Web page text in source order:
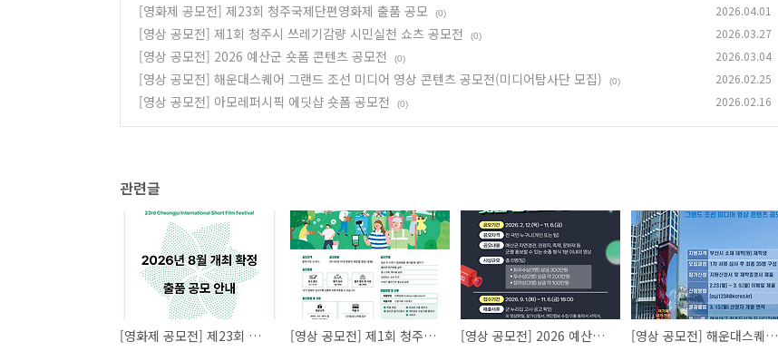
[영화제 공모전] 제23회 청주국제단편영화제 출품 공모
(0) 2026.04.01
[영상 공모전] 제1회 청주시 쓰레기감량 시민실천 쇼츠 공모전 (0) 2026.03.27
[영상 공모전] 2026 예산군 숏폼 콘텐츠 공모전 (0) 2026.03.04
[영상 공모전] 해운대스퀘어 그랜드 조선 미디어 영상 콘텐츠 공모전(미디어탐사단 모집) (0) 2026.02.25
[영상 공모전] 아모레퍼시픽 에딧샵 숏폼 공모전 (0) 2026.02.16
관련글
[영화제 공모전] 제23회 청주국제단편영화제 출품 공모 [영상 공모전] 제1회 청주시 쓰레기감량 시민실천 쇼츠 공모전 [영상 공모전] 2026 예산군 숏폼 콘텐츠 공모전 [영상 공모전] 해운대스퀘어 그랜드 조선 미디어 영상 콘텐츠 공모전(미디어탐사단 모집)